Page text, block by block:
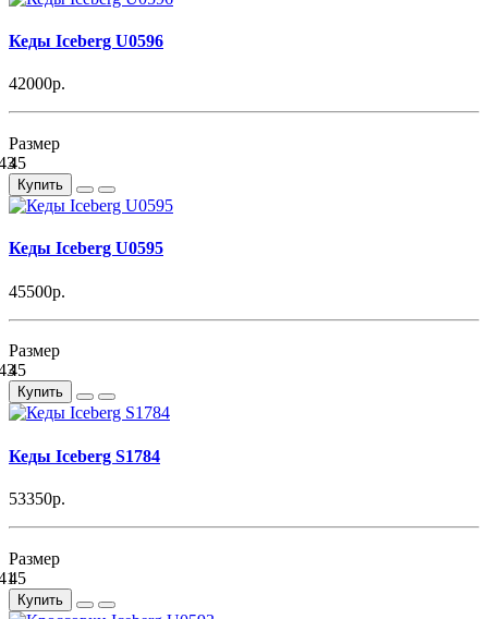
Кеды Iceberg U0596
42000р.
Размер
45
Купить
Кеды Iceberg U0595
45500р.
Размер
45
Купить
Кеды Iceberg S1784
53350р.
Размер
45
Купить